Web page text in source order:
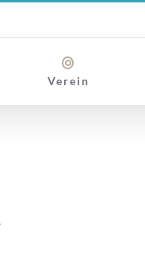
Verein